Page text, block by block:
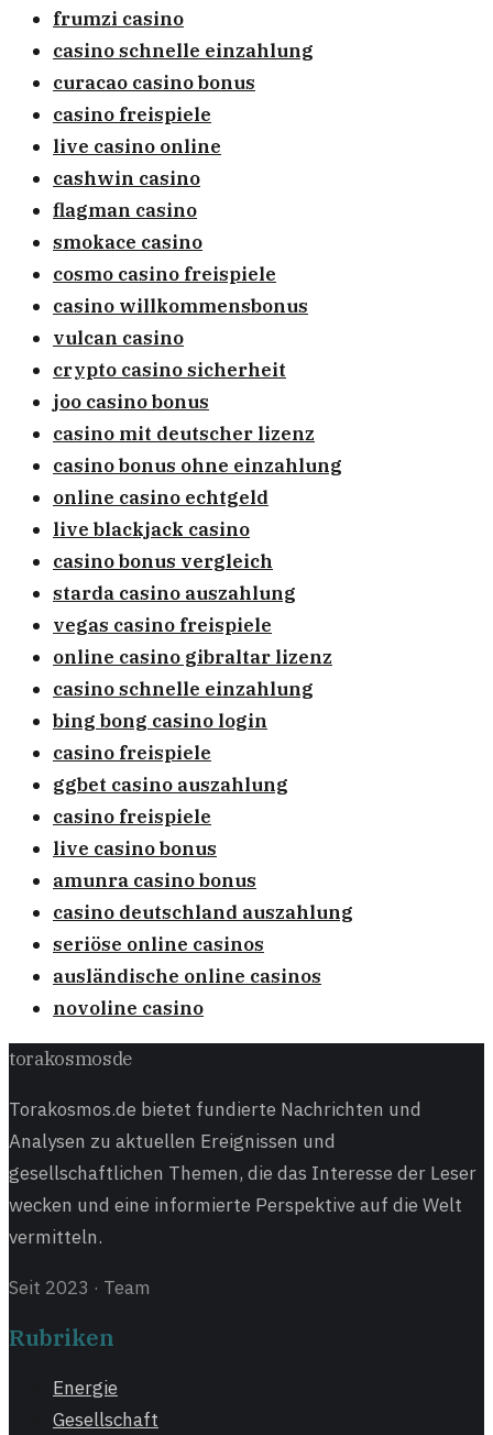
frumzi casino
casino schnelle einzahlung
curacao casino bonus
casino freispiele
live casino online
cashwin casino
flagman casino
smokace casino
cosmo casino freispiele
casino willkommensbonus
vulcan casino
crypto casino sicherheit
joo casino bonus
casino mit deutscher lizenz
casino bonus ohne einzahlung
online casino echtgeld
live blackjack casino
casino bonus vergleich
starda casino auszahlung
vegas casino freispiele
online casino gibraltar lizenz
casino schnelle einzahlung
bing bong casino login
casino freispiele
ggbet casino auszahlung
casino freispiele
live casino bonus
amunra casino bonus
casino deutschland auszahlung
seriöse online casinos
ausländische online casinos
novoline casino
torakosmosde
Torakosmos.de bietet fundierte Nachrichten und
Analysen zu aktuellen Ereignissen und
gesellschaftlichen Themen, die das Interesse der Leser
wecken und eine informierte Perspektive auf die Welt
vermitteln.
Seit 2023 · Team
Rubriken
Energie
Gesellschaft